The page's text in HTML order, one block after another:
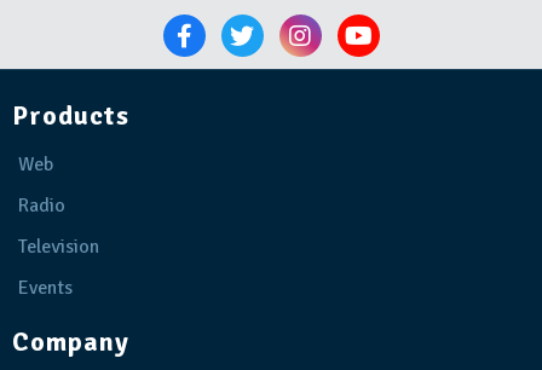
Products
Web
Radio
Television
Events
Company